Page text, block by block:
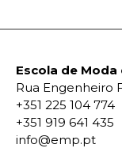
Escola de
Rua Engenheiro
+351 225 104 774
+351 919 641 435
info@emp.pt